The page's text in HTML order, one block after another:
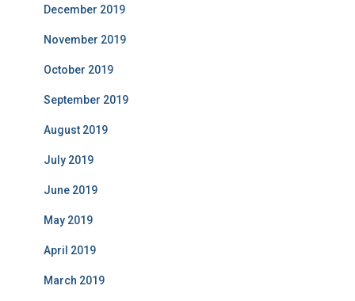
December 2019
November 2019
October 2019
September 2019
August 2019
July 2019
June 2019
May 2019
April 2019
March 2019